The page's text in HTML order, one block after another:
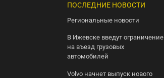
ПОСЛЕДНИЕ НОВОСТИ
Региональные новости
В Ижевске введут ограничение
на въезд грузовых
автомобилей
Volvo начнет выпуск нового